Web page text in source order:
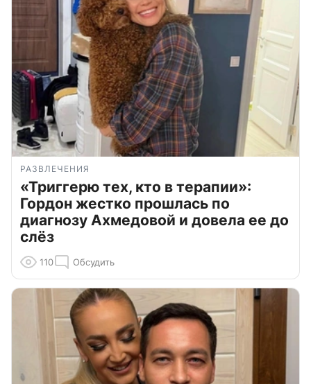
РАЗВЛЕЧЕНИЯ
«Триггерю тех, кто в терапии»:
Гордон жестко прошлась по
диагнозу Ахмедовой и довела ее до
слёз
110 Обсудить